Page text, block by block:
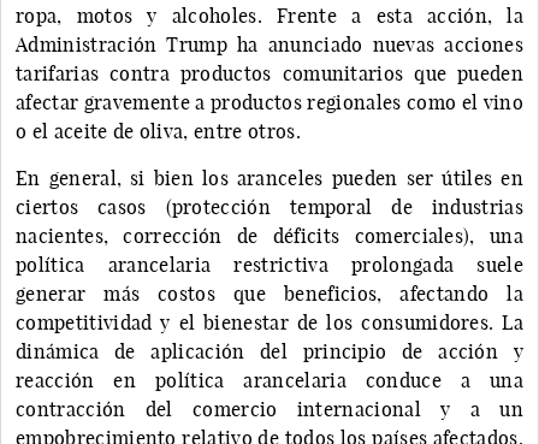
ropa, motos y alcoholes. Frente a esta acción, la
Administración Trump ha anunciado nuevas acciones
tarifarias contra productos comunitarios que pueden
afectar gravemente a productos regionales como el vino
o el aceite de oliva, entre otros.
En general, si bien los aranceles pueden ser útiles en
ciertos casos (protección temporal de industrias
nacientes, corrección de déficits comerciales), una
política arancelaria restrictiva prolongada suele
generar más costos que beneficios, afectando la
competitividad y el bienestar de los consumidores. La
dinámica de aplicación del principio de acción y
reacción en política arancelaria conduce a una
contracción del comercio internacional y a un
empobrecimiento relativo de todos los países afectados.